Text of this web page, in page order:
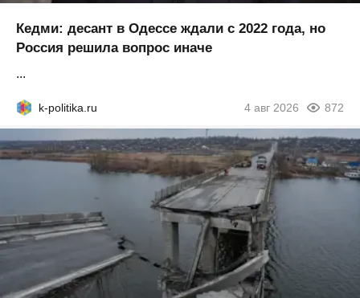
Кедми: десант в Одессе ждали с 2022 года, но
Россия решила вопрос иначе
...
k-politika.ru 4 авг 2026 872